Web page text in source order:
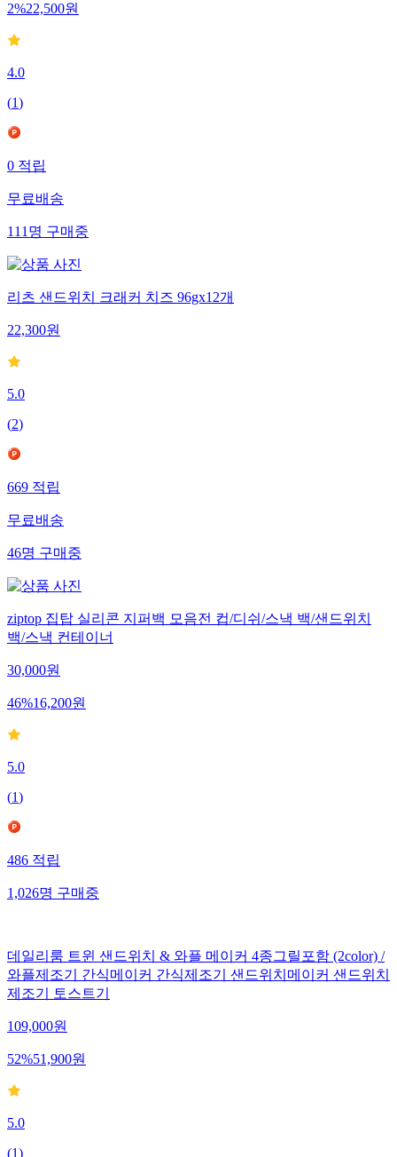
2%22,500원
4.0
(1)
0적립
무료배송
111명구매중
리츠 샌드위치 크래커 치즈 96gx12개
22,300원
5.0
(2)
669적립
무료배송
46명구매중
ziptop 집탑 실리콘 지퍼백 모음전 컵/디쉬/스낵 백/샌드위치
백/스낵 컨테이너
30,000원
46%16,200원
5.0
(1)
486적립
1,026명구매중
데일리룸 트윈 샌드위치 & 와플 메이커 4종그릴포함 (2color) /
와플제조기 간식메이커 간식제조기 샌드위치메이커 샌드위치
제조기 토스트기
109,000원
52%51,900원
5.0